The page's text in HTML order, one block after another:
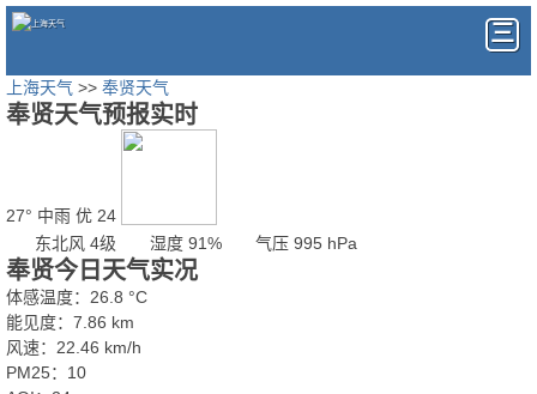
上海天气 >> 奉贤天气
奉贤天气预报实时
27° 中雨 优 24
东北风 4级
湿度 91% 气压 995 hPa
奉贤今日天气实况
体感温度：26.8 °C
能见度：7.86 km
风速：22.46 km/h
PM25：10